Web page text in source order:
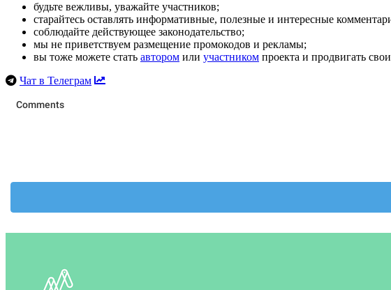
будьте вежливы, уважайте участников;
старайтесь оставлять информативные, полезные и интересные
соблюдайте действующее законодательство;
мы не приветствуем размещение промокодов и рекламы;
вы тоже можете стать автором или участником проекта и продвигать
Чат в Телеграм